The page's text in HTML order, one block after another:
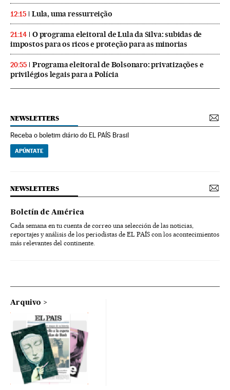
12:15 Lula, uma ressurreição
21:14
O programa eleitoral de Lula da Silva: subidas de
impostos para os ricos e proteção para as minorias
20:55
Programa eleitoral de Bolsonaro: privatizações e
privilégios legais para a Polícia
NEWSLETTERS
Receba o boletim diário do EL PAÍS Brasil
APÚNTATE
NEWSLETTERS
Boletín de América
Cada semana en tu cuenta de correo una selección de las noticias,
reportajes y análisis de los periodistas de EL PAÍS con los acontecimientos
más relevantes del continente.
Arquivo